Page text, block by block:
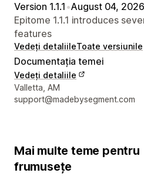
Version 1.1.1 •August 04, 2026
Epitome 1.1.1 introduces
features
Vedeți detaliileToate versiunile
Documentația temei
Vedeți detaliile
Detaliile de contact ale
Valletta, AM
support@madebysegment.com
Mai multe teme pentru
frumusețe